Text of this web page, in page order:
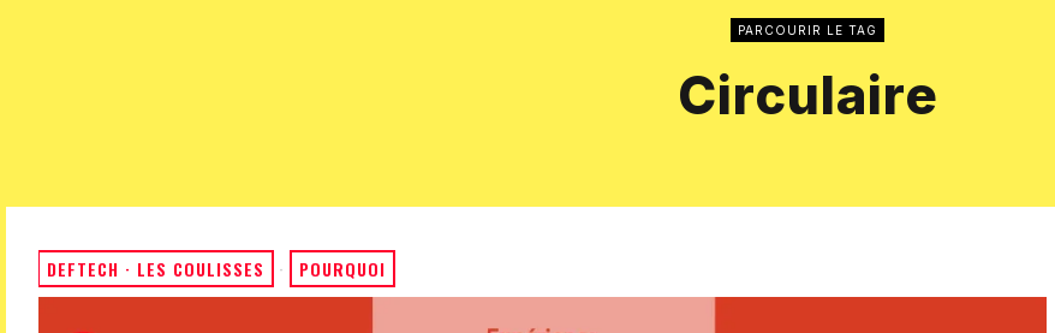
PARCOURIR LE TAG
Circulaire
DEFTECH · LES COULISSES · POURQUOI